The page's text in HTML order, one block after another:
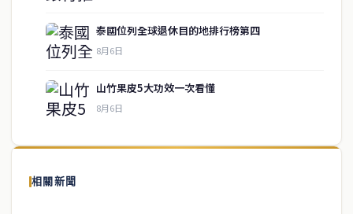
泰國位列全球退休目的地排行榜第四
8月6日
山竹果皮5大功效一次看懂
8月6日
相關新聞
關於我們
泰國中文新聞（TCN）是一家總部設於曼谷的中文新聞媒體，致力於
供即時、客觀、多元的中文新聞內容。
service@thaichinesenews.com